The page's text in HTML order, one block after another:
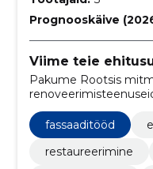
Prognooskäive
Viime teie
Pakume Rootsis
unikaalseid kodusid.
fassaaditööd
restaureerimine